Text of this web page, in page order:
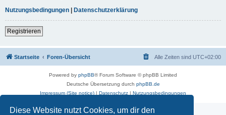
Diese Website nutzt Cookies, um dir den
Nutzungsbedingungen | Datenschutzerklärung
Registrieren
Startseite Foren-Übersicht Alle Zeiten sind UTC+02:00
Powered by phpBB® Forum Software © phpBB Limited
Deutsche Übersetzung durch phpBB.de
Impressum (Site notice) | Datenschutz | Nutzungsbedingungen